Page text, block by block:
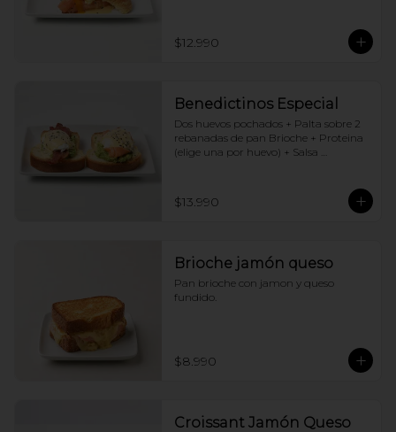
$12.990
Benedictinos Especial
Dos huevos pochados + Palta sobre 2
rebanadas de pan Brioche + Proteina
(elige una por huevo) + Salsa
$13.990
Brioche jamón queso
Pan brioche con jamon y queso
fundido.
$8.990
Croissant Jamón Queso